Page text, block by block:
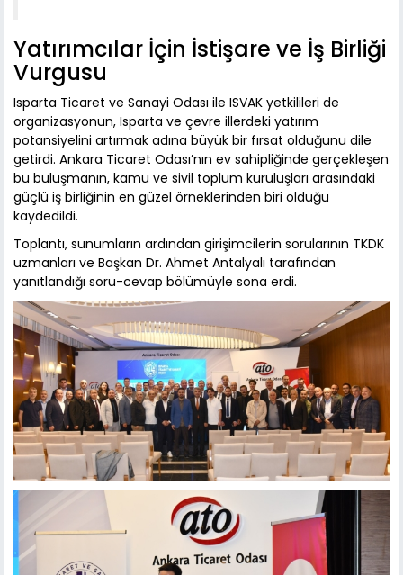
Yatırımcılar İçin İstişare ve İş Birliği
Vurgusu
Isparta Ticaret ve Sanayi Odası ile ISVAK yetkilileri de
organizasyonun, Isparta ve çevre illerdeki yatırım
potansiyelini artırmak adına büyük bir fırsat olduğunu dile
getirdi. Ankara Ticaret Odası’nın ev sahipliğinde gerçekleşen
bu buluşmanın, kamu ve sivil toplum kuruluşları arasındaki
güçlü iş birliğinin en güzel örneklerinden biri olduğu
kaydedildi.
Toplantı, sunumların ardından girişimcilerin sorularının TKDK
uzmanları ve Başkan Dr. Ahmet Antalyalı tarafından
yanıtlandığı soru-cevap bölümüyle sona erdi.